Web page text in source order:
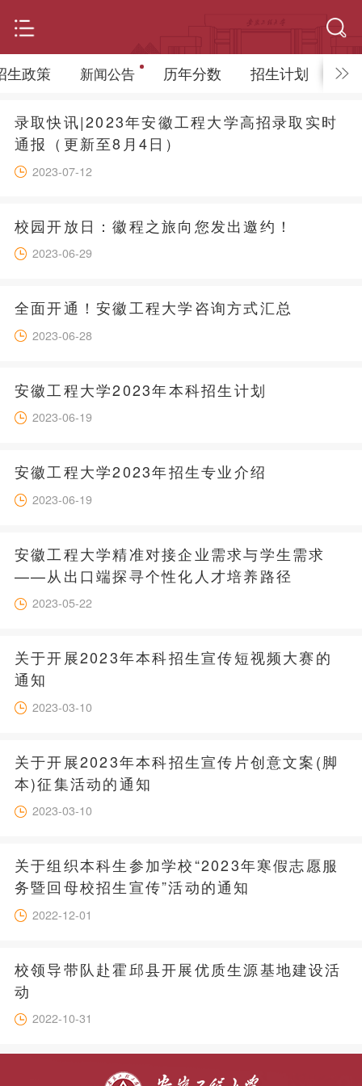
生政策 新闻公告 历年分数 招生计划
录取快讯|2023年安徽工程大学高招录取实时
通报（更新至8月4日）
2023-07-12
校园开放日：徽程之旅向您发出邀约！
2023-06-29
全面开通！安徽工程大学咨询方式汇总
2023-06-28
安徽工程大学2023年本科招生计划
2023-06-19
安徽工程大学2023年招生专业介绍
2023-06-19
安徽工程大学精准对接企业需求与学生需求
——从出口端探寻个性化人才培养路径
2023-05-22
关于开展2023年本科招生宣传短视频大赛的
通知
2023-03-10
关于开展2023年本科招生宣传片创意文案(脚
本)征集活动的通知
2023-03-10
关于组织本科生参加学校“2023年寒假志愿服
务暨回母校招生宣传”活动的通知
2022-12-01
校领导带队赴霍邱县开展优质生源基地建设活
动
2022-10-31